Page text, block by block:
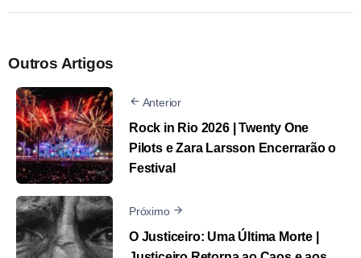
Outros Artigos
Anterior
Rock in Rio 2026 | Twenty One
Pilots e Zara Larsson Encerrarão o
Festival
Próximo
O Justiceiro: Uma Última Morte |